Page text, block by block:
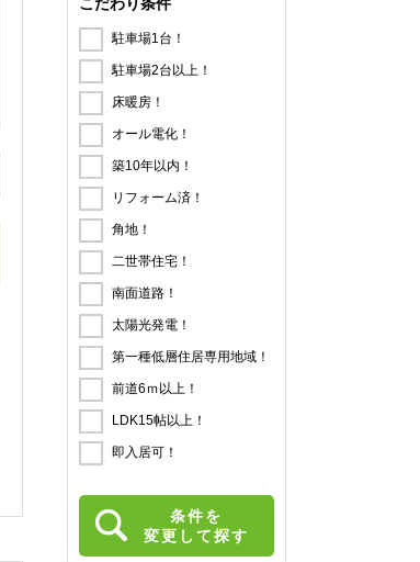
駐車場1台！
駐車場2台以上！
床暖房！
オール電化！
築10年以内！
リフォーム済！
角地！
二世帯住宅！
南面道路！
太陽光発電！
第一種低層住居専用地域！
前道6ｍ以上！
LDK15帖以上！
即入居可！
条件を
変更して探す